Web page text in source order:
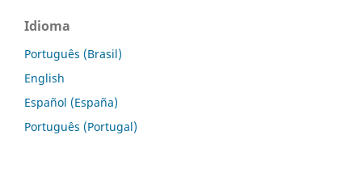
Idioma
Português (Brasil)
English
Español (España)
Português (Portugal)